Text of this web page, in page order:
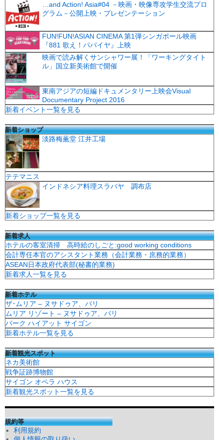
…and Action! Asia#04 －映画・映像専攻学生交流プロ
グラム－公開上映・プレゼンテーション
FUN!FUN!ASIAN CINEMA 第1弾シンガポール映画
『881 歌え！パパイヤ』上映
映画で読み解くサンシャワー展！「ワーキングタイト
ル」国立新美術館で開催
東南アジアの短編ドキュメンタリー上映会Visual
Documentary Project 2016
新着イベント一覧を見る
新着ショップ
淡路梅薫堂 江井工場
テテマニス
インドネシア料理スラバヤ 調布店
新着ショップ一覧を見る
新着求人
ホテルの客室清掃 高時給のしごと:good working conditions
会計専任本官のアシスタント業務（会計業務・庶務的業務）
ASEAN日本政府代表部(秘書的業務)
新着求人一覧を見る
新着ホテル
ザ･ムリア – ヌサドゥア、バリ
ムリア リゾート – ヌサドゥア、バリ
パーク ハイアット サイゴン
新着ホテル一覧を見る
新着観光スポット
ネカ美術館
戦争証跡博物館
サイゴン オペラ ハウス
新着観光スポット一覧を見る
規約等
利用規約